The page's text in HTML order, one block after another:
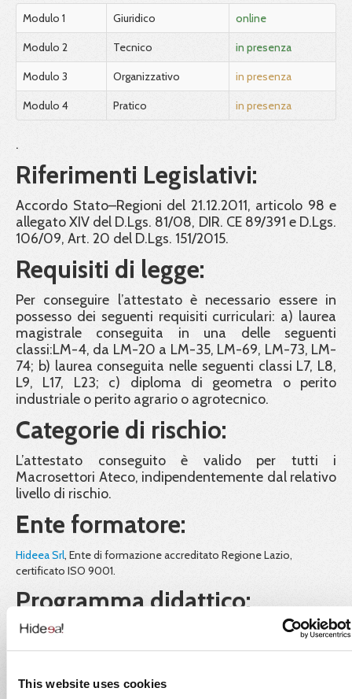
This website uses cookies
Modulo 1 Giuridico online
Modulo 2 Tecnico in presenza
Modulo 3 Organizzativo in presenza
Modulo 4 Pratico in presenza
.
Riferimenti Legislativi:
Accordo Stato–Regioni del 21.12.2011, articolo 98 e
allegatoXIV del D.Lgs. 81/08, DIR. CE 89/391 e D.Lgs.
106/09, Art. 20 del D.Lgs. 151/2015.
Requisiti di legge:
Per conseguire l’attestato è necessario essere in
possesso dei seguenti requisiti curriculari: a) laurea
magistrale conseguita in una delle seguenti
classi:LM-4, da LM-20 a LM-35, LM-69, LM-73, LM-
74; b) laurea conseguita nelle seguenti classi L7, L8,
L9, L17, L23; c) diploma di geometra o perito
industriale o perito agrario o agrotecnico.
Categorie di rischio:
L’attestato conseguito è valido per tutti i
Macrosettori Ateco, indipendentemente dal relativo
livello di rischio.
Ente formatore:
Hideea Srl, Ente di formazione accreditato Regione Lazio,
certificato ISO 9001.
Programma didattico:
I contenuti del corso di formazione